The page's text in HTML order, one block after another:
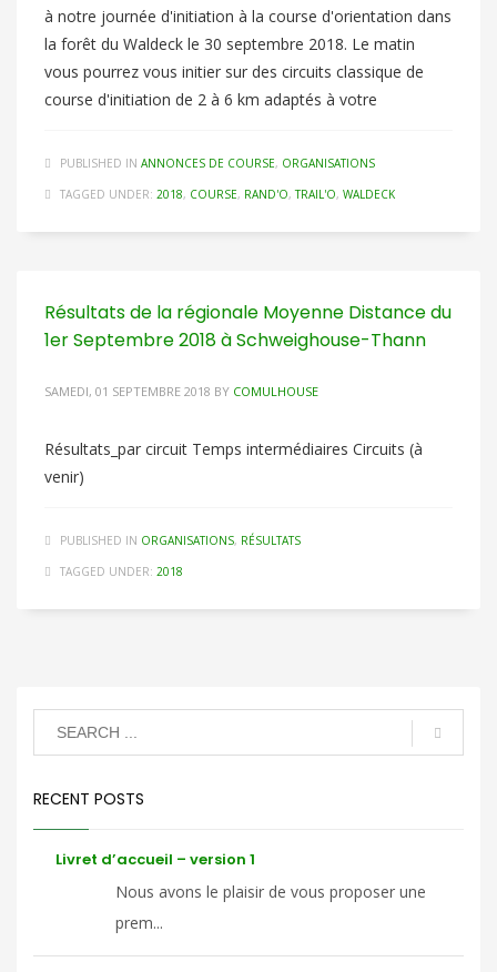
à notre journée d'initiation à la course d'orientation dans
la forêt du Waldeck le 30 septembre 2018. Le matin
vous pourrez vous initier sur des circuits classique de
course d'initiation de 2 à 6 km adaptés à votre
PUBLISHED IN ANNONCES DE COURSE, ORGANISATIONS
TAGGED UNDER: 2018, COURSE, RAND'O,TRAIL'O, WALDECK
Résultats de la régionale Moyenne Distance du
1er Septembre 2018 à Schweighouse-Thann
SAMEDI, 01 SEPTEMBRE 2018 BY COMULHOUSE
Résultats_par circuit Temps intermédiaires Circuits (à
venir)
PUBLISHED IN ORGANISATIONS, RÉSULTATS
TAGGED UNDER: 2018
RECENT POSTS
Livret d’accueil – version 1
Nous avons le plaisir de vous proposer une
prem...